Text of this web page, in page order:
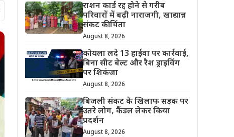
राशन कार्ड रद्द होने से गरीब
परिवारों में बढ़ी नाराजगी, खाद्यान्न
संकट की चिंता
August 8, 2026
कोयला लदे 13 हाईवा पर कार्रवाई,
बिना सीट बेल्ट और रैश ड्राइविंग
पर शिकंजा
August 8, 2026
बिजली संकट के खिलाफ सड़क पर
उतरे लोग, कैंडल लेकर किया
प्रदर्शन
August 8, 2026